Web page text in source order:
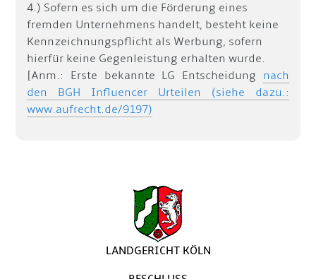
4.) Sofern es sich um die Förderung eines
fremden Unternehmens handelt, besteht keine
Kennzeichnungspflicht als Werbung, sofern
hierfür keine Gegenleistung erhalten wurde.
[Anm.: Erste bekannte LG Entscheidung nach
den BGH Influencer Urteilen (siehe dazu.:
www.aufrecht.de/9197)
LANDGERICHT KÖLN